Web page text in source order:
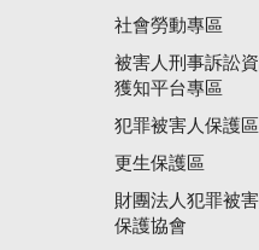
社會勞動專區
被害人刑事訴訟
獲知平台專區
犯罪被害人保護區
更生保護區
財團法人犯罪被
保護協會